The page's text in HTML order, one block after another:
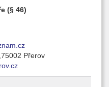
(§ 46)
Přerov